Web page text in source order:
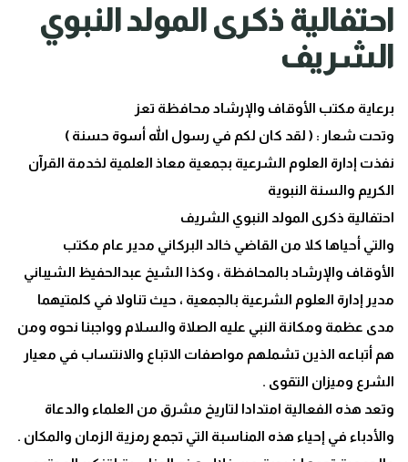
احتفالية ذكرى المولد النبوي
الشريف
برعاية مكتب الأوقاف والإرشاد محافظة تعز
وتحت شعار : ( لقد كان لكم في رسول الله أسوة حسنة )
نفذت إدارة العلوم الشرعية بجمعية معاذ العلمية لخدمة القرآن
الكريم والسنة النبوية
احتفالية ذكرى المولد النبوي الشريف
والتي أحياها كلا من القاضي خالد البركاني مدير عام مكتب
الأوقاف والإرشاد بالمحافظة ، وكذا الشيخ عبدالحفيظ الشيباني
مدير إدارة العلوم الشرعية بالجمعية ، حيث تناولا في كلمتيهما
مدى عظمة ومكانة النبي عليه الصلاة والسلام وواجبنا نحوه ومن
هم أتباعه الذين تشملهم مواصفات الاتباع والانتساب في معيار
الشرع وميزان التقوى .
وتعد هذه الفعالية امتدادا لتاريخ مشرق من العلماء والدعاة
والأدباء في إحياء هذه المناسبة التي تجمع رمزية الزمان والمكان .